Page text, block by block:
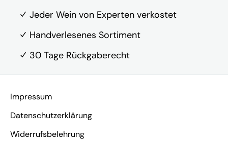
FAQ
Vertrag widerrufen
Jeder Wein von Experten verkostet
Handverlesenes Sortiment
30 Tage Rückgaberecht
Impressum
Datenschutzerklärung
Widerrufsbelehrung